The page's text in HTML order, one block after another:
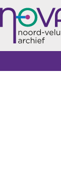
naar
inhoud